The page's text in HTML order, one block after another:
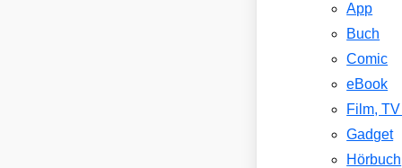
App
Buch
Comic
eBook
Film,
Gadget
Hörbuch